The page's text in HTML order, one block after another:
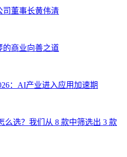
司董事长黄伟清
的商业向善之道
：AI产业进入应用加速期
么选？我们从 8 款中筛选出 3 款